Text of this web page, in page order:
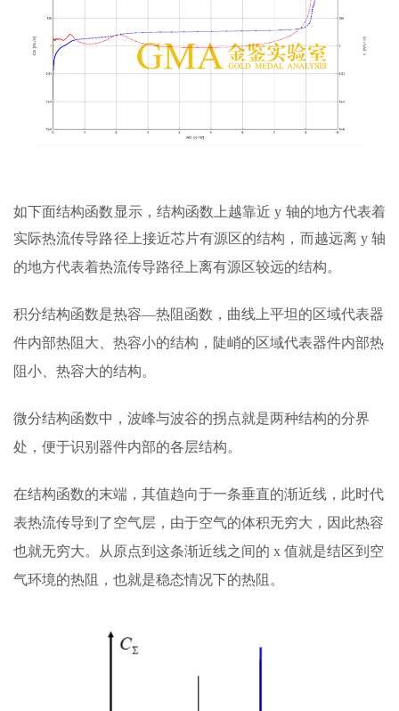
如下面结构函数显示，结构函数上越靠近 y 轴的地方代表着
实际热流传导路径上接近芯片有源区的结构，而越远离 y 轴
的地方代表着热流传导路径上离有源区较远的结构。
积分结构函数是热容—热阻函数，曲线上平坦的区域代表器
件内部热阻大、热容小的结构，陡峭的区域代表器件内部热
阻小、热容大的结构。
微分结构函数中，波峰与波谷的拐点就是两种结构的分界
处，便于识别器件内部的各层结构。
在结构函数的末端，其值趋向于一条垂直的渐近线，此时代
表热流传导到了空气层，由于空气的体积无穷大，因此热容
也就无穷大。从原点到这条渐近线之间的 x 值就是结区到空
气环境的热阻，也就是稳态情况下的热阻。